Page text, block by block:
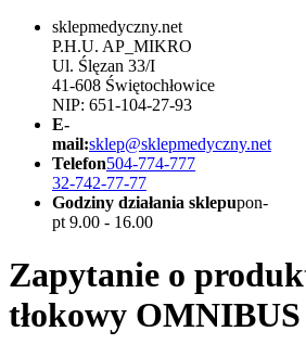
sklepmedyczny.net
P.H.U. AP_MIKRO
Ul. Ślęzan 33/I
41-608 Świętochłowice
NIP: 651-104-27-93
E-
mail:sklep@sklepmedyczny.net
Telefon504-774-777
32-742-77-77
Godziny działania sklepupon-
pt 9.00 - 16.00
Zapytanie o
tłokowy